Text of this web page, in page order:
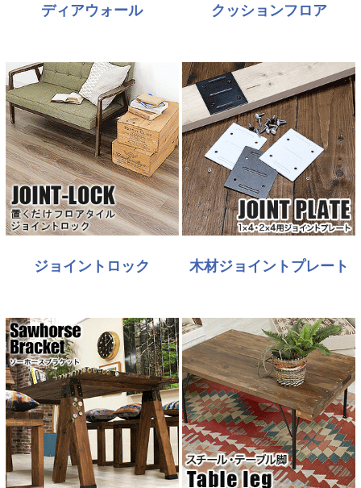
ディアウォール クッションフロア
ジョイントロック 木材ジョイントプレート